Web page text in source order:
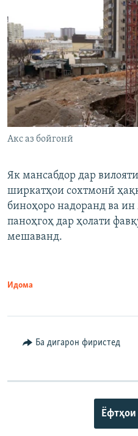
Акс аз бойгонӣ
Як мансабдор дар вилояти
ширкатҳои сохтмонӣ
биноҳоро надоранд ва
паноҳгоҳ дар ҳолати
мешаванд.
Идома
Ба дигарон фиристед